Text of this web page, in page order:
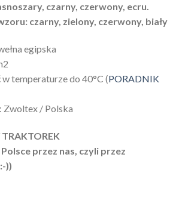
czarny, czerwony, ecru.
czarny, zielony, czerwony, biały
egipska
temperaturze do 40°C (PORADNIK
Zwoltex / Polska
przez nas, czyli przez
))